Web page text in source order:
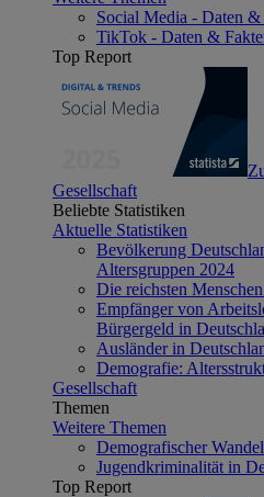
Social Media - Daten &
TikTok - Daten &
Top Report
Gesellschaft
Beliebte Statistiken
Aktuelle Statistiken
Bevölkerung
Altersgruppen 2024
Die reichsten
Empfänger von
Bürgergeld in
Ausländer in
Demografie:
Gesellschaft
Themen
Weitere Themen
Demografischer
Jugendkriminalität in
Top Report